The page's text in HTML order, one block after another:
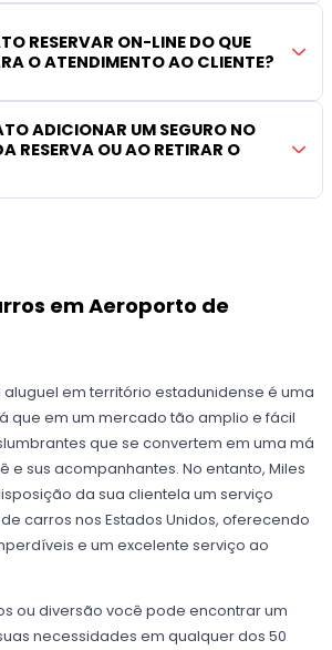
RESERVAR ON-LINE DO QUE
O ATENDIMENTO AO CLIENTE?
ADICIONAR UM SEGURO NO
RESERVA OU AO RETIRAR O
em Aeroporto de
em território estadunidense é uma
que em um mercado tão amplio e fácil
que se convertem em uma má
e sus acompanhantes. No entanto, Miles
da sua clientela um serviço
carros nos Estados Unidos, oferecendo
e um excelente serviço ao
ou diversão você pode encontrar um
necessidades em qualquer dos 50